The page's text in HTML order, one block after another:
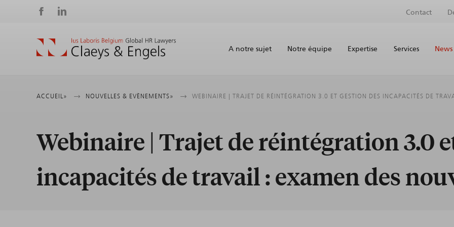
Social
media
Contact
A notre sujet Notre équipe Expertise Services
Fil
d'Ariane
ACCUEIL NOUVELLES & EVÈNEMENTS WEBINAIRE | TRAJET DE RÉINTÉGRATION 3.0 ET GESTION DES INCAPACITÉS DE
Webinaire | Trajet de réintégration 3.0
incapacités de travail : examen des